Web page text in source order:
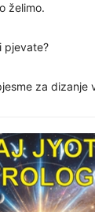
želimo.
pjevate?
za dizanje